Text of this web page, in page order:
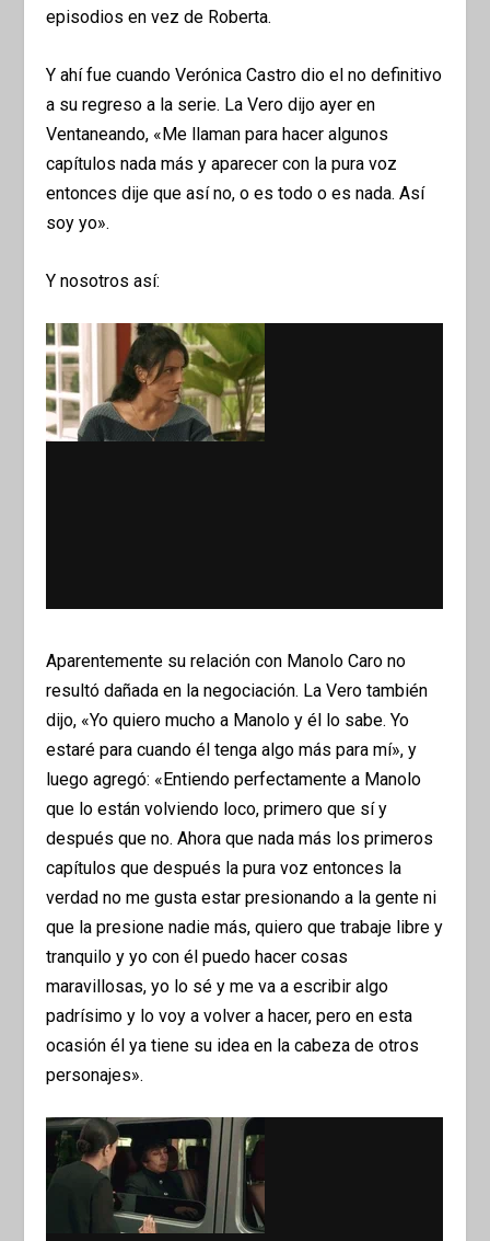
episodios en vez de Roberta.
Y ahí fue cuando Verónica Castro dio el no definitivo
a su regreso a la serie. La Vero dijo ayer en
Ventaneando, «Me llaman para hacer algunos
capítulos nada más y aparecer con la pura voz
entonces dije que así no, o es todo o es nada. Así
soy yo».
Y nosotros así:
Aparentemente su relación con Manolo Caro no
resultó dañada en la negociación. La Vero también
dijo, «Yo quiero mucho a Manolo y él lo sabe. Yo
estaré para cuando él tenga algo más para mí», y
luego agregó: «Entiendo perfectamente a Manolo
que lo están volviendo loco, primero que sí y
después que no. Ahora que nada más los primeros
capítulos que después la pura voz entonces la
verdad no me gusta estar presionando a la gente ni
que la presione nadie más, quiero que trabaje libre y
tranquilo y yo con él puedo hacer cosas
maravillosas, yo lo sé y me va a escribir algo
padrísimo y lo voy a volver a hacer, pero en esta
ocasión él ya tiene su idea en la cabeza de otros
personajes».